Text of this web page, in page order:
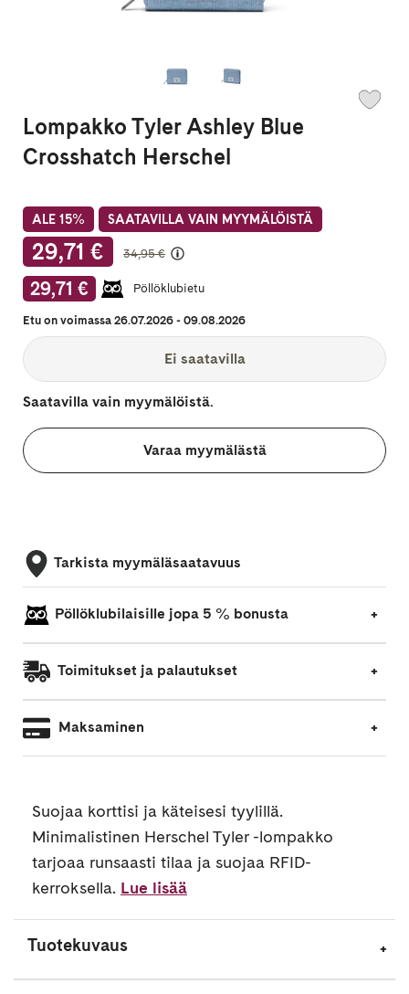
Lompakko Tyler Ashley Blue
Crosshatch Herschel
ALE 15% SAATAVILLA VAIN MYYMÄLÖISTÄ
29,71 € Normaalihinta
34,95 €
29,71 € Pöllöklubietu
Etu on voimassa 26.07.2026 - 09.08.2026
Ei saatavilla
Saatavilla vain myymälöistä.
Varaa myymälästä
Tarkista myymäläsaatavuus
Pöllöklubilaisille jopa 5 % bonusta
Toimitukset ja palautukset
Maksaminen
Suojaa korttisi ja käteisesi tyylillä.
Minimalistinen Herschel Tyler -lompakko
tarjoaa runsaasti tilaa ja suojaa RFID-
kerroksella. Lue lisää
Tuotekuvaus